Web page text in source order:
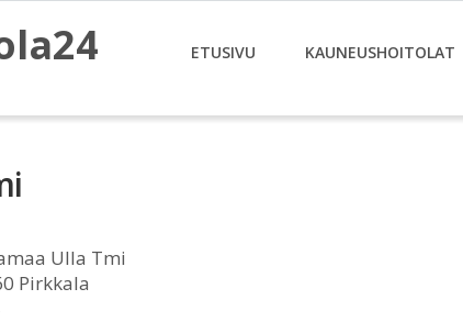
ETUSIVU KAUNEUSHOITOLAT
Ulla Tmi
Pirkkala